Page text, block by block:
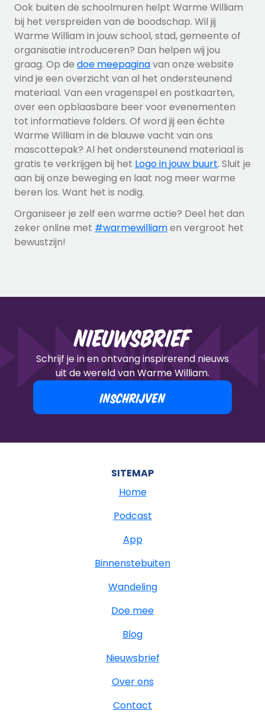
Ook buiten de schoolmuren helpt Warme William
bij het verspreiden van de boodschap. Wil jij
Warme William in jouw school, stad, gemeente of
organisatie introduceren? Dan helpen wij jou
graag. Op de doe meepaginavan onze website
vind je een overzicht van al het ondersteunend
materiaal. Van een vragenspel en postkaarten,
over een opblaasbare beer voor evenementen
tot informatieve folders. Of word jij een échte
Warme William in de blauwe vacht van ons
mascottepak? Al het ondersteunend materiaal is
gratis te verkrijgen bij het Logo in jouw buurt. Sluit je
aan bij onze beweging en laat nog meer warme
beren los. Want het is nodig.
Organiseer je zelf een warme actie? Deel het dan
zeker online met #warmewilliamen vergroot het
bewustzijn!
Nieuwsbrief
Schrijf je in en ontvang inspirerend nieuws
uit de wereld van Warme William.
INSCHRIJVEN
SITEMAP
Home
Podcast
App
Binnenstebuiten
Wandeling
Doe mee
Blog
Nieuwsbrief
Over ons
Contact